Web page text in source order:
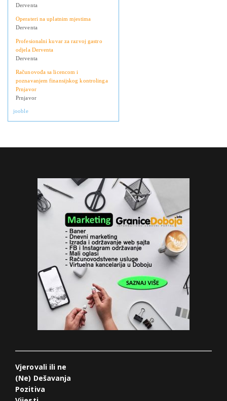
Derventa
Operateri na uplatnim mjestima
Derventa
Profesionalni kuvar za razvoj gastro
odjela Derventa
Derventa
Računovođa sa licencom i
poznavanjem finansijskog kontrolinga
Prnjavor
Prnjavor
jooble
Vjerovali ili ne
(Ne) Dešavanja
Pozitiva